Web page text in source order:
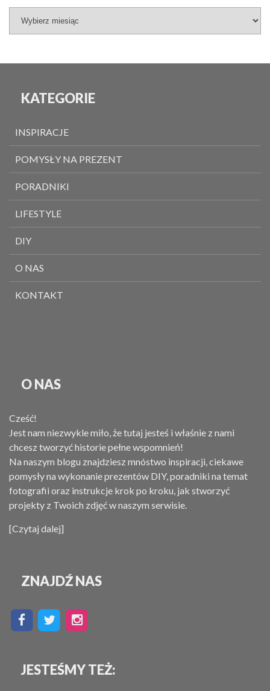
KATEGORIE
INSPIRACJE
POMYSŁY NA PREZENT
PORADNIKI
LIFESTYLE
DIY
O NAS
KONTAKT
O NAS
Cześć!
Jest nam niezwykle miło, że tutaj jesteś i właśnie z nami
chcesz tworzyć historie pełne wspomnień!
Na naszym blogu znajdziesz mnóstwo inspiracji, ciekawe
pomysły na wykonanie prezentów DIY, poradniki na temat
fotografii oraz instrukcje krok po kroku, jak stworzyć
projekty z Twoich zdjęć w naszym serwisie.
[Czytaj dalej]
ZNAJDŹ NAS
JESTEŚMY TEŻ: